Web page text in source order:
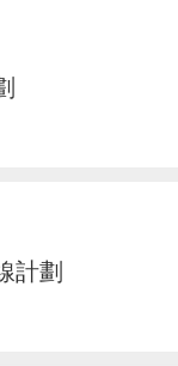
計劃